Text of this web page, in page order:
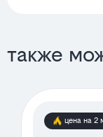
также
цена на 2